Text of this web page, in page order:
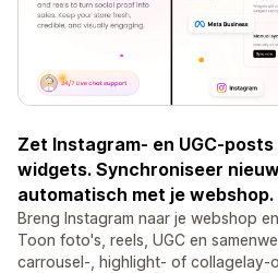
Zet Instagram- en UGC-
widgets. Synchroniseer
automatisch met je webshop.
Breng Instagram naar je webshop
Toon foto's, reels, UGC en
carrousel-, highlight- of collagelay-